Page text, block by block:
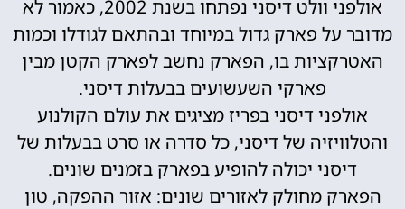
אולפני וולט דיסני נפתחו בשנת 2002, כאמור לא
מדובר על פארק גדול במיוחד ובהתאם לגודלו וכמות
האטרקציות בו, הפארק נחשב לפארק הקטן מבין
פארקי השעשועים בבעלות דיסני.
אולפני דיסני בפריז מציגים את עולם הקולנוע
והטלוויזיה של דיסני, כל סדרה או סרט בבעלות של
דיסני יכולה להופיע בפארק בזמנים שונים.
הפארק מחולק לאזורים שונים: אזור ההפקה, טון